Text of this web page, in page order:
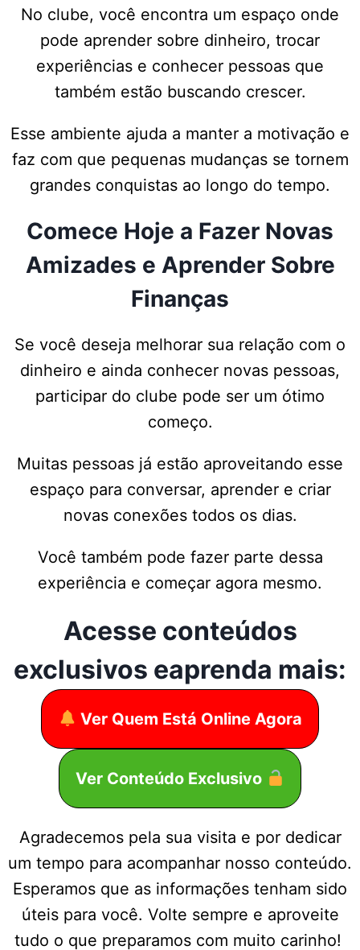
No clube, você encontra um espaço onde
pode aprender sobre dinheiro, trocar
experiências e conhecer pessoas que
também estão buscando crescer.
Esse ambiente ajuda a manter a motivação e
faz com que pequenas mudanças se tornem
grandes conquistas ao longo do tempo.
Comece Hoje a Fazer Novas
Amizades e Aprender Sobre
Finanças
Se você deseja melhorar sua relação com o
dinheiro e ainda conhecer novas pessoas,
participar do clube pode ser um ótimo
começo.
Muitas pessoas já estão aproveitando esse
espaço para conversar, aprender e criar
novas conexões todos os dias.
Você também pode fazer parte dessa
experiência e começar agora mesmo.
Acesse conteúdos
exclusivos eaprenda mais:
Ver Quem Está Online Agora
Ver Conteúdo Exclusivo
Agradecemos pela sua visita e por dedicar
um tempo para acompanhar nosso conteúdo.
Esperamos que as informações tenham sido
úteis para você. Volte sempre e aproveite
tudo o que preparamos com muito carinho!